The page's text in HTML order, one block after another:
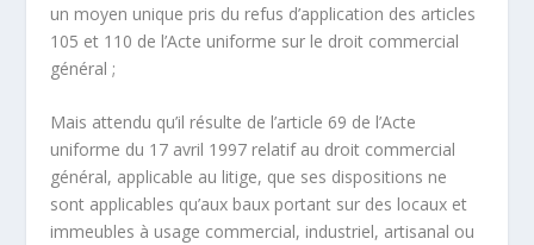
un moyen unique pris du refus d’application des articles
105 et 110 de l’Acte uniforme sur le droit commercial
général ;
Mais attendu qu’il résulte de l’article 69 de l’Acte
uniforme du 17 avril 1997 relatif au droit commercial
général, applicable au litige, que ses dispositions ne
sont applicables qu’aux baux portant sur des locaux et
immeubles à usage commercial, industriel, artisanal ou